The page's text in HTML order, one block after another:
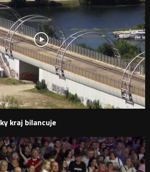
kraj bilancuje